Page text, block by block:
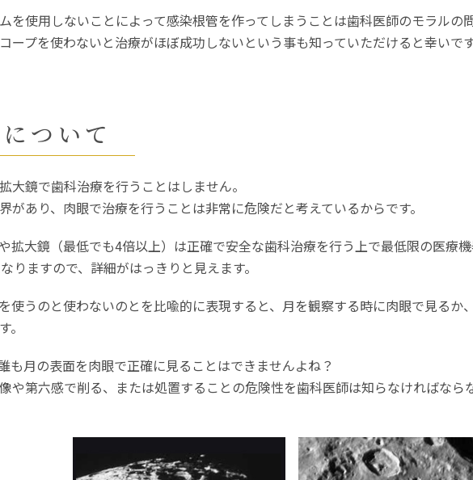
を使用しないことによって感染根管を作ってしまうことは歯科医師のモラルの
ープを使わないと治療がほぼ成功しないという事も知っていただけると幸いで
ついて
大鏡で歯科治療を行うことはしません。
があり、肉眼で治療を行うことは非常に危険だと考えているからです。
拡大鏡（最低でも4倍以上）は正確で安全な歯科治療を行う上で最低限の医療
りますので、詳細がはっきりと見えます。
使うのと使わないのとを比喩的に表現すると、月を観察する時に肉眼で見るか
。
も月の表面を肉眼で正確に見ることはできませんよね？
や第六感で削る、または処置することの危険性を歯科医師は知らなければなら